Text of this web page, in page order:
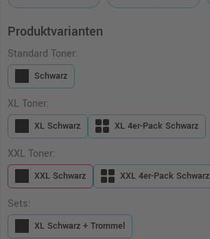
Produktvarianten
Standard Toner:
Schwarz
XL Toner:
XL Schwarz XL 4er-Pack Schwarz
XXL Toner:
XXL Schwarz XXL 4er-Pack Schwarz
Sets:
XL Schwarz + Trommel